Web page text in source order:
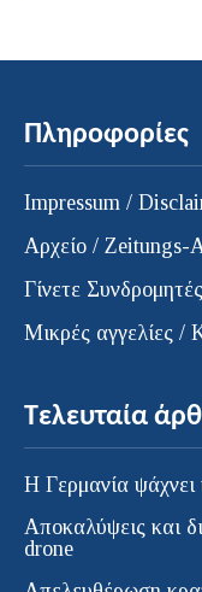
Πληροφορίες
Impressum /
Αρχείο / Zeitungs-
Γίνετε Συνδρομητές
Μικρές αγγελίες /
Τελευταία
H Γερμανία
Αποκαλύψεις και
drone